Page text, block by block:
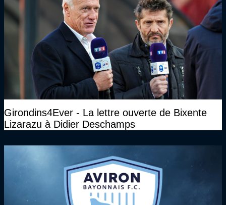
Girondins4Ever - La lettre ouverte de Bixente
Lizarazu à Didier Deschamps